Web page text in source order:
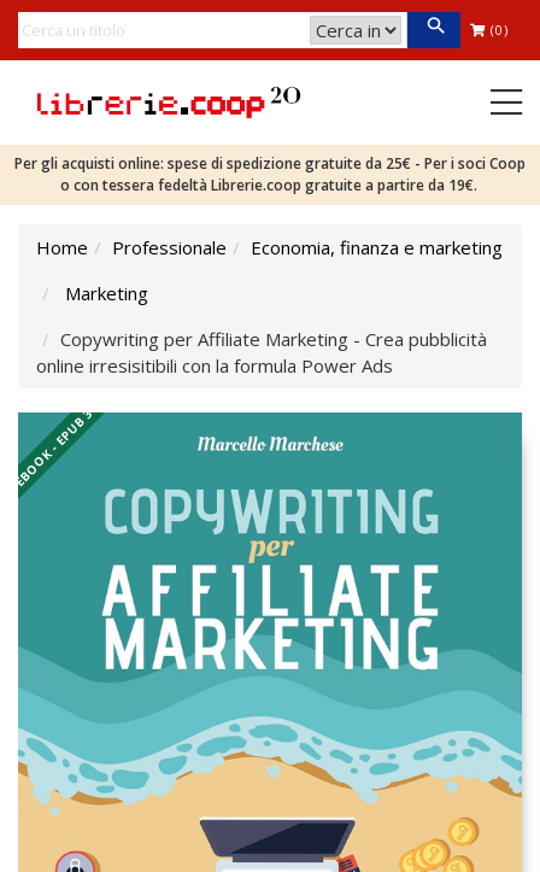
(0)
Per gli acquisti online: spese di spedizione gratuite da 25€ - Per i soci Coop
o con tessera fedeltà Librerie.coop gratuite a partire da 19€.
Home Professionale
Economia, finanza e marketing
Marketing
Copywriting per Affiliate Marketing - Crea pubblicità
online irresisitibili con la formula Power Ads
EBOOK - EPUB 3